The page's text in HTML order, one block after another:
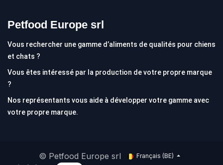
Petfood Europe srl
Vous rechercher une gamme d’aliments de qualités pour chiens
et chats ?
Vous êtes intéressé par la production de votre propre marque
?
Nos représentants vous aide à développer votre gamme avec
votre propre marque.
© Petfood Europe srl Français (BE)